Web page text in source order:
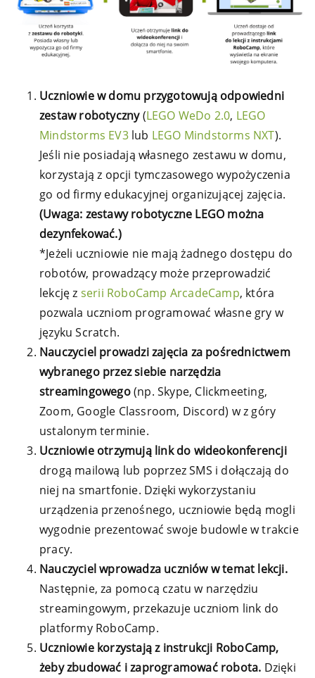
Uczniowie w domu przygotowują odpowiedni
zestaw robotyczny(LEGO WeDo 2.0, LEGO
Mindstorms EV3lub LEGO Mindstorms NXT).
Jeśli nie posiadają własnego zestawu w domu,
korzystają z opcji tymczasowego wypożyczenia
go od firmy edukacyjnej organizującej zajęcia.
(Uwaga: zestawy robotyczne LEGO można
dezynfekować.)
*Jeżeli uczniowie nie mają żadnego dostępu do
robotów, prowadzący może przeprowadzić
lekcję z serii RoboCamp ArcadeCamp, która
pozwala uczniom programować własne gry w
języku Scratch.
Nauczyciel prowadzi zajęcia za pośrednictwem
wybranego przez siebie narzędzia
streamingowego(np. Skype, Clickmeeting,
Zoom, Google Classroom, Discord) w z góry
ustalonym terminie.
Uczniowie otrzymują link do wideokonferencji
drogą mailową lub poprzez SMS i dołączają do
niej na smartfonie. Dzięki wykorzystaniu
urządzenia przenośnego, uczniowie będą mogli
wygodnie prezentować swoje budowle w trakcie
pracy.
Nauczyciel wprowadza uczniów w temat lekcji.
Następnie, za pomocą czatu w narzędziu
streamingowym, przekazuje uczniom link do
platformy RoboCamp.
Uczniowie korzystają z instrukcji RoboCamp,
żeby zbudować i zaprogramować robota. Dzięki